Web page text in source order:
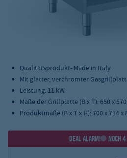
Qualitätsprodukt- Made in Italy
Mit glatter, verchromter
Leistung: 11 kW
Maße der Grillplatte (B x T): 650 x
Produktmaße (B x T x H): 700 x 714 x
DEAL ALARM! NOCH